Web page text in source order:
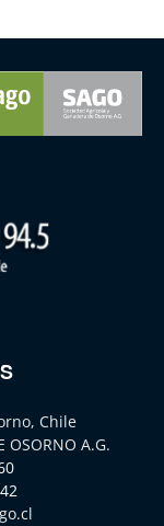
Chile
OSORNO A.G.